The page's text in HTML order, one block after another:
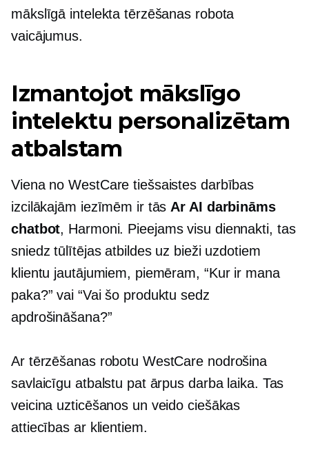
mākslīgā intelekta tērzēšanas robota
vaicājumus.
Izmantojot mākslīgo
intelektu personalizētam
atbalstam
Viena no WestCare tiešsaistes darbības
izcilākajām iezīmēm ir tās Ar AI darbināms
chatbot, Harmoni. Pieejams visu diennakti, tas
sniedz tūlītējas atbildes uz bieži uzdotiem
klientu jautājumiem, piemēram, “Kur ir mana
paka?” vai “Vai šo produktu sedz
apdrošināšana?”
Ar tērzēšanas robotu WestCare nodrošina
savlaicīgu atbalstu pat ārpus darba laika. Tas
veicina uzticēšanos un veido ciešākas
attiecības ar klientiem.